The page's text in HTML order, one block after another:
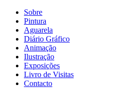
Sobre
Pintura
Aguarela
Diário Gráfico
Animação
Ilustração
Exposições
Livro de Visitas
Contacto